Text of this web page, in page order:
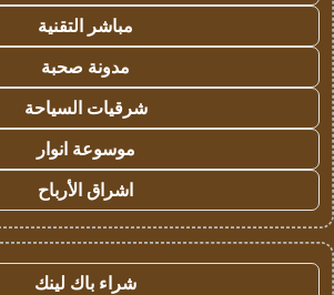
مباشر التقنية
مدونة صحبة
شرقيات السياحة
موسوعة انوار
اشراق الأرباح
شراء باك لينك